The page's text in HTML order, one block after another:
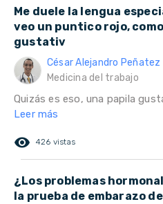
Me duele la lengua
veo un puntico rojo,
gustativ
César Alejandro Peñatez
Medicina del trabajo
Quizás es eso, una papila
Leer más
remove_red_eye 426 vistas
¿Los problemas
la prueba de embarazo